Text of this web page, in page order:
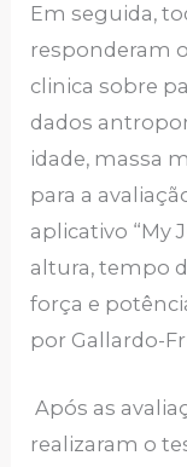
Em seguida,
responderam
clinica sobre
dados
idade, massa
para a
aplicativo “My
altura, tempo
força e
por Gallardo-
Após as
realizaram o